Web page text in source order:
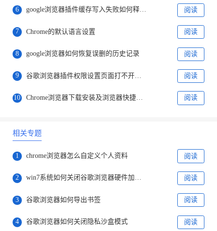
6 google浏览器插件缓存写入失败如何释放存储空间 阅读
7 Chrome的默认语言设置 阅读
8 google浏览器如何恢复误删的历史记录 阅读
9 谷歌浏览器插件权限设置页面打不开怎么处理 阅读
10 Chrome浏览器下载安装及浏览器快捷搜索功能设置与优化教程 阅读
相关专题
1 chrome浏览器怎么自定义个人资料 阅读
2 win7系统如何关闭谷歌浏览器硬件加速功能 阅读
3 谷歌浏览器如何导出书签 阅读
4 谷歌浏览器如何关闭隐私沙盒模式 阅读